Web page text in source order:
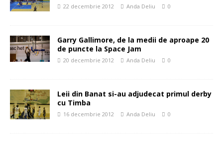
22 decembrie 2012 Anda Deliu 0
Garry Gallimore, de la medii de aproape 20
de puncte la Space Jam
20 decembrie 2012 Anda Deliu 0
Leii din Banat si-au adjudecat primul derby
cu Timba
16 decembrie 2012 Anda Deliu 0